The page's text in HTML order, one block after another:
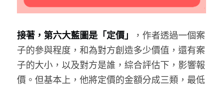
接著，第六大藍圖是「定價」
，作者透過一個案
子的參與程度，和為對方創造多少價值，還有案
子的大小，以及對方是誰，綜合評估下，影響報
價。但基本上，他將定價的金額分成三類，最低